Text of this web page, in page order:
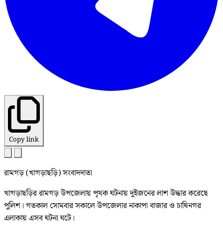
Copy link
রামগড় (খাগড়াছড়ি) সংবাদদাতা
খাগড়াছড়ির রামগড় উপজেলায় পৃথক ঘটনায় দুইজনের লাশ উদ্ধার করেছে
পুলিশ। গতকাল সোমবার সকালে উপজেলার নাকাপা বাজার ও চাষিনগর
এলাকায় এসব ঘটনা ঘটে।